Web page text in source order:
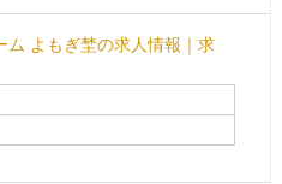
よもぎ埜の求人情報｜求